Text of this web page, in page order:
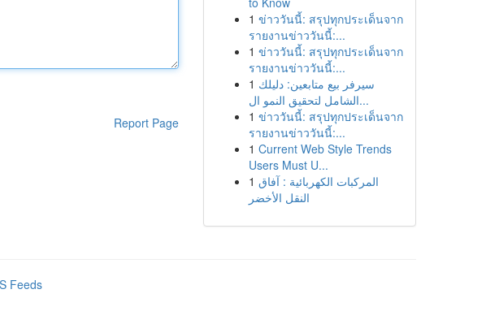
Report Page
1 ข่าววันนี้: สรุปทุกประเด็นจาก
รายงานข่าววันนี้:...
1 ข่าววันนี้: สรุปทุกประเด็นจาก
รายงานข่าววันนี้:...
1 سيرفر بيع متابعين: دليلك
الشامل لتحقيق النمو ال...
1 ข่าววันนี้: สรุปทุกประเด็นจาก
รายงานข่าววันนี้:...
1 Current Web Style Trends
Users Must U...
1 المركبات الكهربائية : آفاق
النقل الأخضر
Feeds